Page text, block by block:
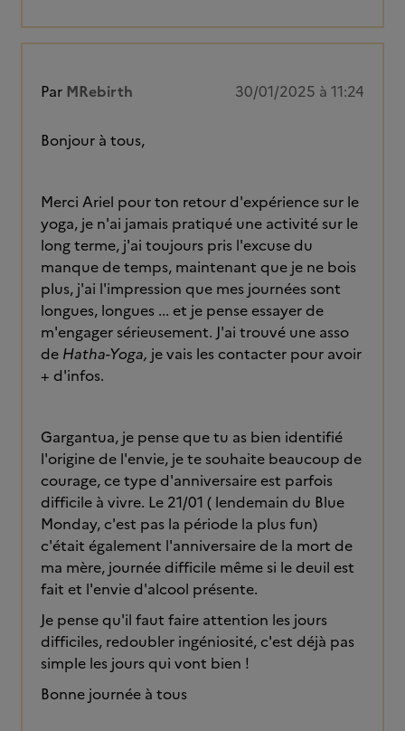
Par MRebirth 30/01/2025 à 11:24
Bonjour à tous,
Merci Ariel pour ton retour d'expérience sur le
yoga, je n'ai jamais pratiqué une activité sur le
long terme, j'ai toujours pris l'excuse du
manque de temps, maintenant que je ne bois
plus, j'ai l'impression que mes journées sont
longues, longues ... et je pense essayer de
m'engager sérieusement. J'ai trouvé une asso
de Hatha-Yoga, je vais les contacter pour avoir
+ d'infos.
Gargantua, je pense que tu as bien identifié
l'origine de l'envie, je te souhaite beaucoup de
courage, ce type d'anniversaire est parfois
difficile à vivre. Le 21/01 ( lendemain du Blue
Monday, c'est pas la période la plus fun)
c'était également l'anniversaire de la mort de
ma mère, journée difficile même si le deuil est
fait et l'envie d'alcool présente.
Je pense qu'il faut faire attention les jours
difficiles, redoubler ingéniosité, c'est déjà pas
simple les jours qui vont bien !
Bonne journée à tous